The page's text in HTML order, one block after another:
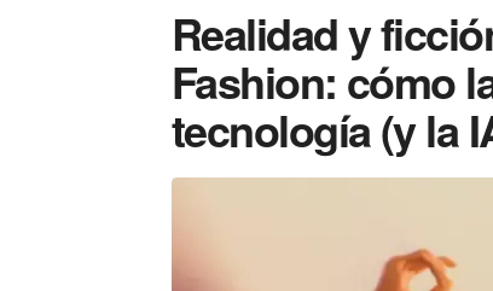
Realidad y
Fashion: cómo
tecnología (y la